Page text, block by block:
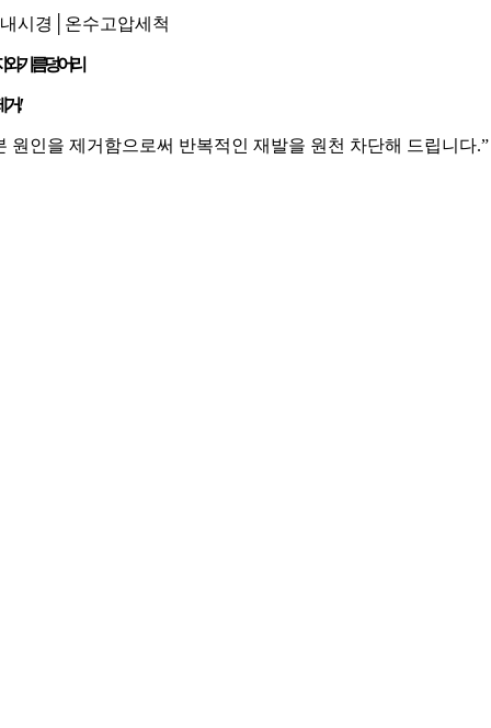
시경│온수고압세척
와기름덩어리
거!
원인을 제거함으로써 반복적인 재발을 원천 차단해 드립니다.”